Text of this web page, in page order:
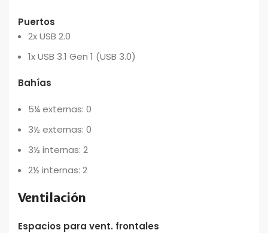
Puertos
2x USB 2.0
1x USB 3.1 Gen 1 (USB 3.0)
Bahías
5¼ externas: 0
3½ externas: 0
3½ internas: 2
2½ internas: 2
Ventilación
Espacios para vent. frontales